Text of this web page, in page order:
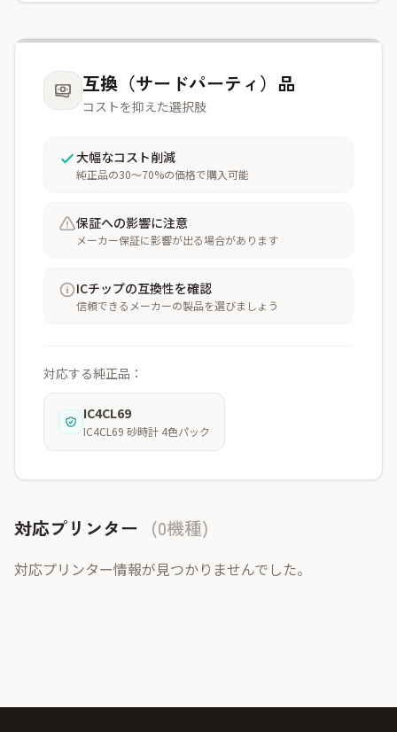
互換（サードパーティ）品
コストを抑えた選択肢
大幅なコスト削減
純正品の30〜70%の価格で購入可能
保証への影響に注意
メーカー保証に影響が出る場合があります
ICチップの互換性を確認
信頼できるメーカーの製品を選びましょう
対応する純正品：
IC4CL69
IC4CL69 砂時計 4色パック
対応プリンター (0機種)
対応プリンター情報が見つかりませんでした。